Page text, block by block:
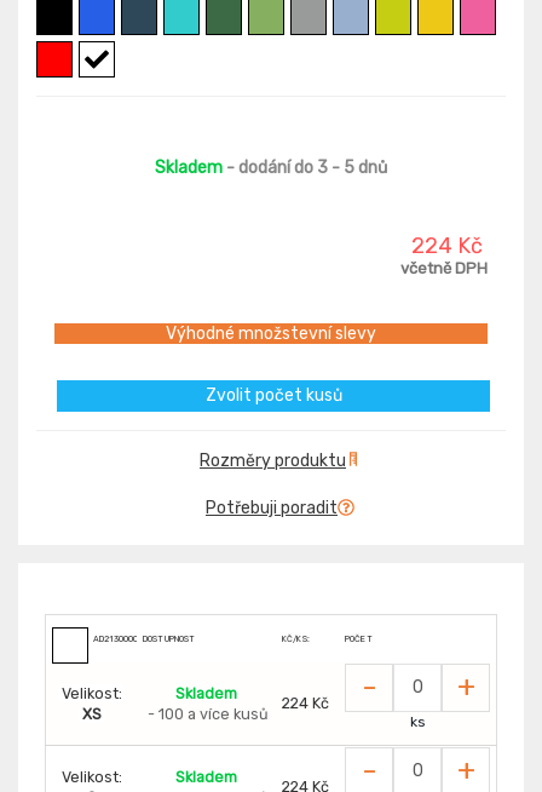
Skladem - dodání do 3 - 5 dnů
224 Kč
včetně DPH
Výhodné množstevní slevy
Zvolit počet kusů
Rozměry produktu
Potřebuji poradit
AD2130000 DOSTUPNOST KČ/KS: POČET
Velikost:
XS
Skladem
- 100 a více kusů
224 Kč - +
ks
Velikost:
Skladem
224 Kč - +